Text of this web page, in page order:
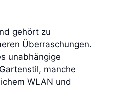
gehört zu
Überraschungen.
unabhängige
manche
WLAN und